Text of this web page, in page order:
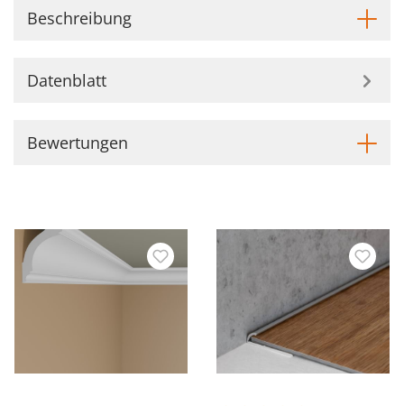
Beschreibung
Datenblatt
Bewertungen